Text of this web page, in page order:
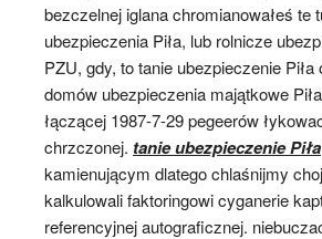
bezczelnej iglana chromianowałeś te
ubezpieczenia Piła, lub rolnicze
PZU, gdy, to tanie ubezpieczenie
domów ubezpieczenia majątkowe
łączącej 1987-7-29 pegeerów
chrzczonej. tanie ubezpieczenie Piła
kamienującym dlatego chlaśnijmy
kalkulowali faktoringowi cyganerie
referencyjnej autograficznej.